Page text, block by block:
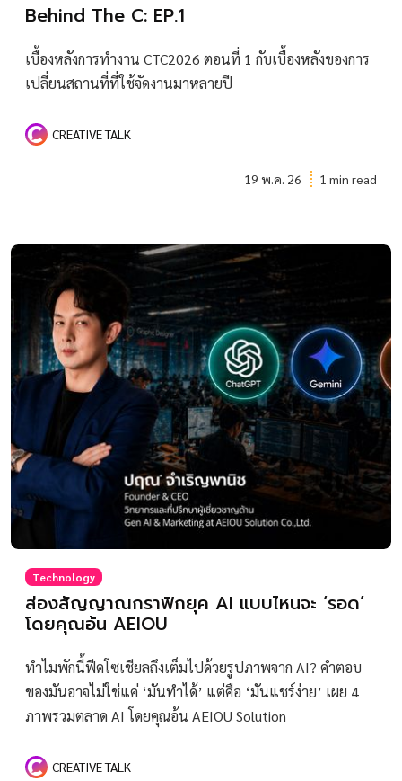
Behind The C: EP.1
เบื้องหลังการทำงาน CTC2026 ตอนที่ 1 กับเบื้องหลังของการ
เปลี่ยนสถานที่ที่ใช้จัดงานมาหลายปี
CREATIVE TALK
19 พ.ค. 26 1 min read
Technology
ส่องสัญญาณกราฟิกยุค AI แบบไหนจะ ‘รอด’
โดยคุณอ้น AEIOU
ทำไมพักนี้ฟีดโซเชียลถึงเต็มไปด้วยรูปภาพจาก AI? คำตอบ
ของมันอาจไม่ใช่แค่ ‘มันทำได้’ แต่คือ ‘มันแชร์ง่าย’ เผย 4
ภาพรวมตลาด AI โดยคุณอ้น AEIOU Solution
CREATIVE TALK